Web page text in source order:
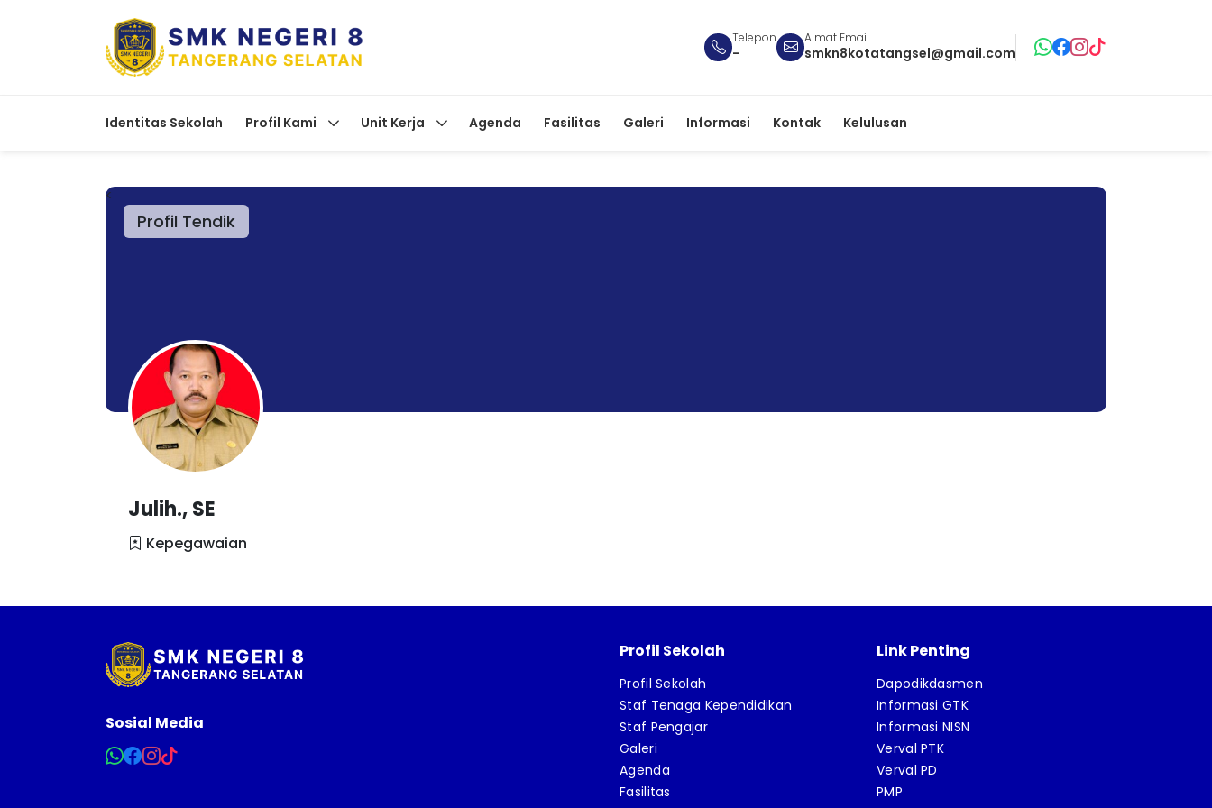
Telepon
-
Almat Email
smkn8kotatangsel@gmail.com
Identitas Sekolah Profil Kami Unit Kerja Agenda Fasilitas Galeri Informasi Kontak Kelulusan
Profil Tendik
<
Julih., SE
Kepegawaian
Sosial Media
Profil Sekolah
Profil Sekolah
Staf Tenaga Kependidikan
Staf Pengajar
Galeri
Agenda
Fasilitas
Link Penting
Dapodikdasmen
Informasi GTK
Informasi NISN
Verval PTK
Verval PD
PMP